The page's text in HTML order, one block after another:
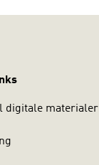
digitale materialer